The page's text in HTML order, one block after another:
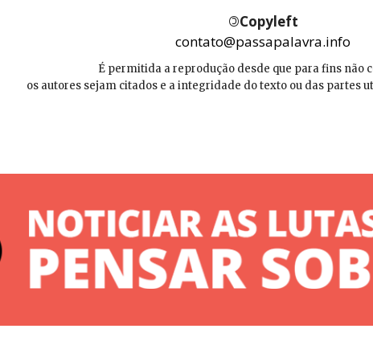
©Copyleft
contato@passapalavra.info
É permitida a reprodução desde que para fins não
os autores sejam citados e a integridade do texto ou das partes